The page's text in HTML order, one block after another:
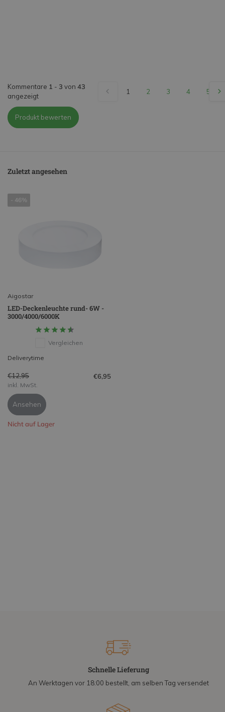
Kommentare 1 - 3 von 43
angezeigt
1 2 3 4 5
Produkt bewerten
Zuletzt angesehen
- 46%
Aigostar
LED-Deckenleuchte rund- 6W -
3000/4000/6000K
Vergleichen
Deliverytime
€12,95 €6,95
inkl. MwSt.
Ansehen
Nicht auf Lager
Schnelle Lieferung
An Werktagen vor 18:00 bestellt, am selben Tag versendet